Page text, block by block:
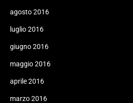
agosto 2016
luglio 2016
giugno 2016
maggio 2016
aprile 2016
marzo 2016